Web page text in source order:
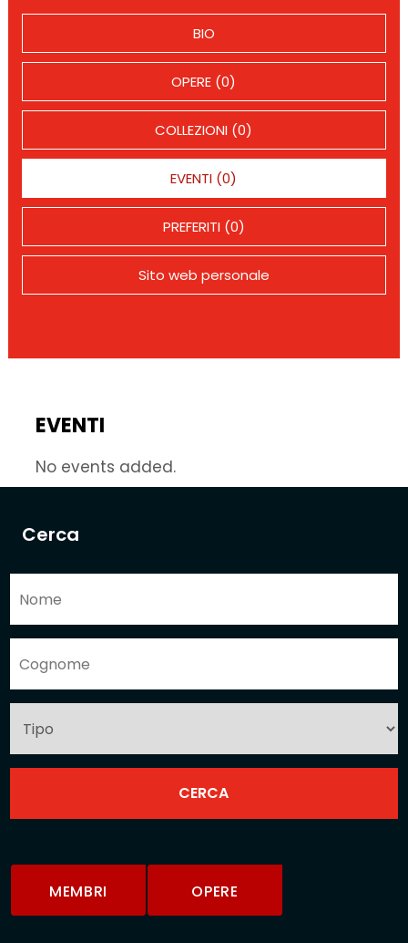
Cerca
MEMBRI OPERE
BIO
OPERE (0)
COLLEZIONI (0)
EVENTI (0)
PREFERITI (0)
Sito web personale
EVENTI
No events added.